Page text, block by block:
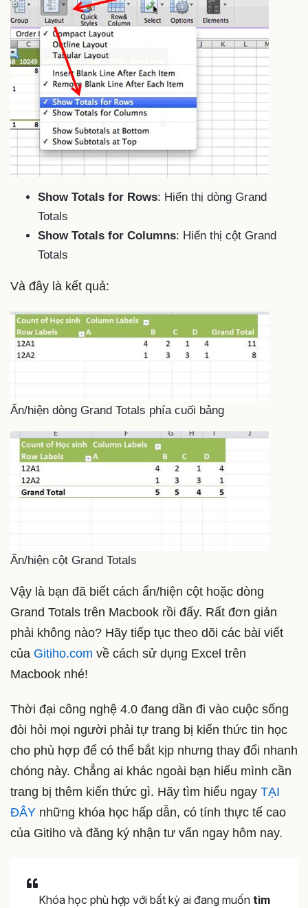
Show Totals for Rows: Hiển thị dòng Grand
Totals
Show Totals for Columns: Hiển thị cột Grand
Totals
Và đây là kết quả:
Ẩn/hiện dòng Grand Totals phía cuối bảng
Ẩn/hiện cột Grand Totals
Vậy là bạn đã biết cách ẩn/hiện cột hoặc dòng
Grand Totals trên Macbook rồi đấy. Rất đơn giản
phải không nào? Hãy tiếp tục theo dõi các bài viết
của Gitiho.com về cách sử dụng Excel trên
Macbook nhé!
Thời đại công nghệ 4.0 đang dần đi vào cuộc sống
đòi hỏi mọi người phải tự trang bị kiến thức tin học
cho phù hợp để có thể bắt kịp nhưng thay đổi nhanh
chóng này. Chẳng ai khác ngoài bạn hiểu mình cần
trang bị thêm kiến thức gì. Hãy tìm hiểu ngay TẠI
ĐÂY những khóa học hấp dẫn, có tính thực tế cao
của Gitiho và đăng ký nhận tư vấn ngay hôm nay.
Khóa học phù hợp với bất kỳ ai đang muốn tìm